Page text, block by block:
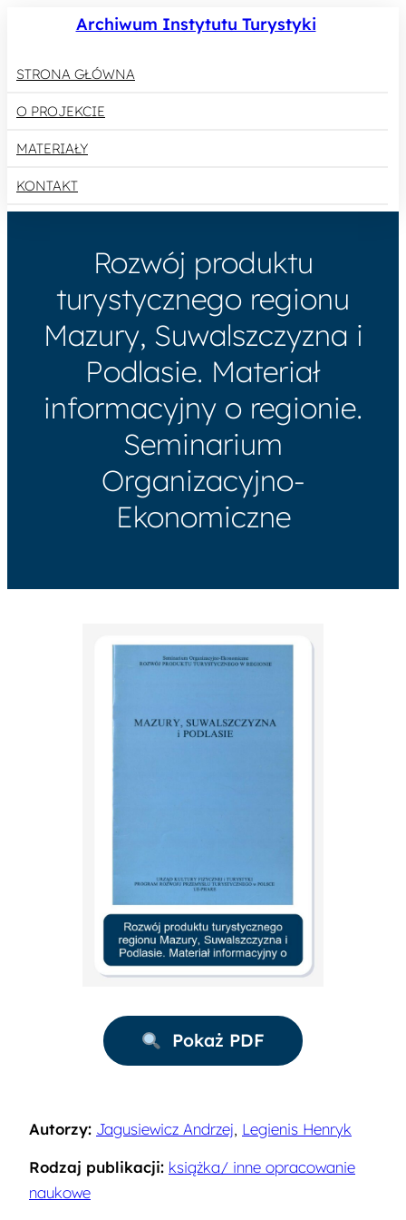
Archiwum Instytutu Turystyki
STRONA GŁÓWNA
O PROJEKCIE
MATERIAŁY
KONTAKT
Rozwój produktu
turystycznego regionu
Mazury, Suwalszczyzna i
Podlasie. Materiał
informacyjny o regionie.
Seminarium
Organizacyjno-
Ekonomiczne
Pokaż PDF
Autorzy: Jagusiewicz Andrzej, Legienis Henryk
Rodzaj publikacji: książka/ inne opracowanie
naukowe